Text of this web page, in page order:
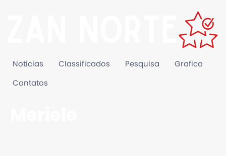
Noticias Classificados Pesquisa Grafica
Contatos